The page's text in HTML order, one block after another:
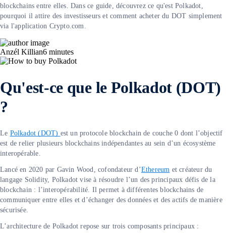
blockchains entre elles. Dans ce guide, découvrez ce qu'est Polkadot,
pourquoi il attire des investisseurs et comment acheter du DOT simplement
via l'application Crypto.com.
Anzél Killian6 minutes
Qu'est-ce que le Polkadot (DOT)
?
Le Polkadot (DOT) est un protocole blockchain de couche 0 dont l’objectif
est de relier plusieurs blockchains indépendantes au sein d’un écosystème
interopérable.
Lancé en 2020 par Gavin Wood, cofondateur d’Ethereum et créateur du
langage Solidity, Polkadot vise à résoudre l’un des principaux défis de la
blockchain : l’interopérabilité. Il permet à différentes blockchains de
communiquer entre elles et d’échanger des données et des actifs de manière
sécurisée.
L’architecture de Polkadot repose sur trois composants principaux :